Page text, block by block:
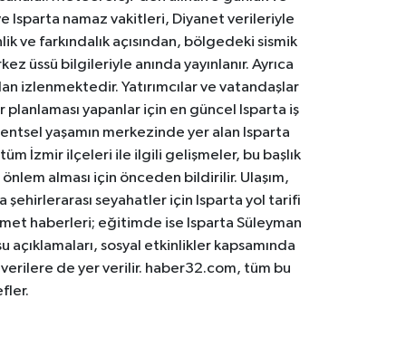
Isparta namaz vakitleri, Diyanet verileriyle
ve farkındalık açısından, bölgedeki sismik
üssü bilgileriyle anında yayınlanır. Ayrıca
izlenmektedir. Yatırımcılar ve vatandaşlar
planlaması yapanlar için en güncel Isparta iş
yaşamın merkezinde yer alan Isparta
tüm İzmir ilçeleri ile ilgili gelişmeler, bu başlık
alması için önceden bildirilir. Ulaşım,
şehirlerarası seyahatler için Isparta yol tarifi
haberleri; eğitimde ise Isparta Süleyman
sosyal etkinlikler kapsamında
de yer verilir. haber32.com, tüm bu